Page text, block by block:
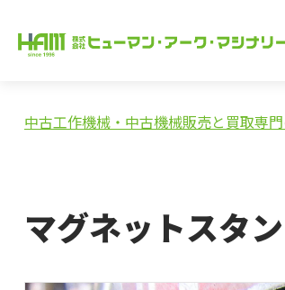
中古工作機械・中古機械販売と買取専
マグネットスタ